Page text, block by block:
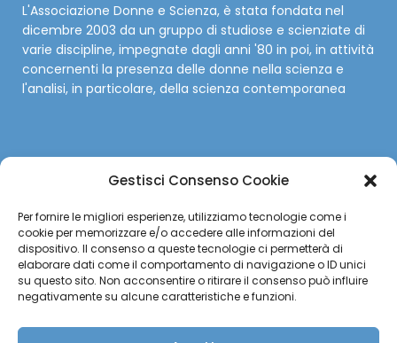
Gestisci Consenso Cookie
Per fornire le migliori esperienze, utilizziamo tecnologie come i
cookie per memorizzare e/o accedere alle informazioni del
dispositivo. Il consenso a queste tecnologie ci permetterà di
elaborare dati come il comportamento di navigazione o ID unici
su questo sito. Non acconsentire o ritirare il consenso può influire
negativamente su alcune caratteristiche e funzioni.
L'Associazione Donne e Scienza, è stata fondata nel
dicembre 2003 da un gruppo di studiose e scienziate di
varie discipline, impegnate dagli anni '80 in poi, in attività
concernenti la presenza delle donne nella scienza e
l'analisi, in particolare, della scienza contemporanea
Facebook
Twitter